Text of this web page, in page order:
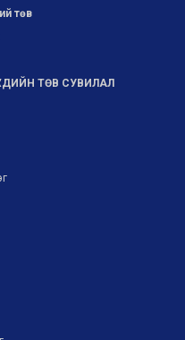
төв
ТӨВ СУВИЛАЛ